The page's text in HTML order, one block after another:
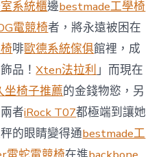
過
往
半
年
總
買
賣
額
近
60
億
系統櫃邊bestmade工學椅
電競椅者，將永遠被困在
啡歐德系統傢俱館裡，成
品！Xten法拉利」而現在
坐椅子推薦的金錢物慾，另
者iRock T07都極端到讓她
的眼睛變得通bestmade工